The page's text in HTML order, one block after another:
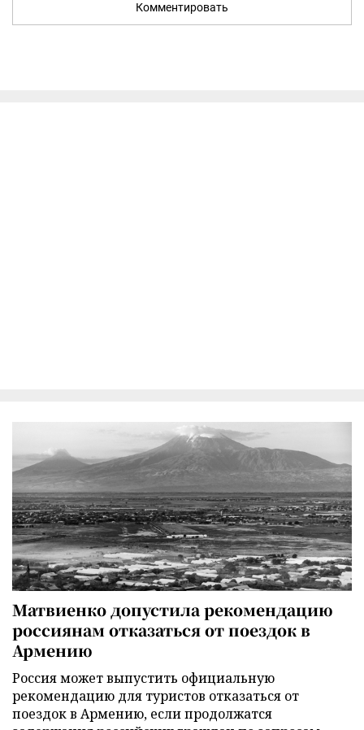
Комментировать
Матвиенко допустила рекомендацию
россиянам отказаться от поездок в
Армению
Россия может выпустить официальную
рекомендацию для туристов отказаться от
поездок в Армению, если продолжатся